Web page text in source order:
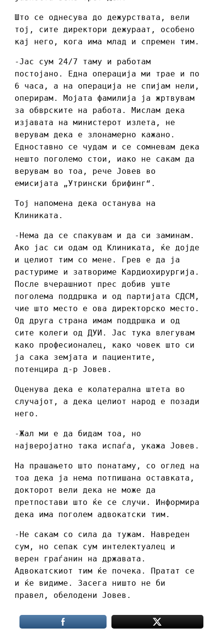
Што се однесува до дежурствата, вели
тој, сите директори дежураат, особено
кај него, кога има млад и спремен тим.
-Јас сум 24/7 таму и работам
постојано. Една операција ми трае и по
6 часа, а на операција не спијам нели,
оперирам. Мојата фамилија ја жртвувам
за обврските на работа. Мислам дека
изјавата на министерот излета, не
верувам дека е злонамерно кажано.
Едноставно се чудам и се сомневам дека
нешто поголемо стои, иако не сакам да
верувам во тоа, рече Јовев во
емисијата „Утрински брифинг“.
Тој напомена дека останува на
Клиниката.
-Нема да се спакувам и да си заминам.
Ако јас си одам од Клиниката, ќе дојде
и целиот тим со мене. Грев е да ја
растуриме и затвориме Кардиохирургија.
После вчерашниот прес добив уште
поголема поддршка и од партијата СДСМ,
чие што место е ова директорско место.
Од друга страна имам поддршка и од
сите колеги од ДУИ. Јас тука влегувам
како професионалец, како човек што си
ја сака земјата и пациентите,
потенцира д-р Јовев.
Оценува дека е колатерална штета во
случајот, а дека целиот народ е позади
него.
-Жал ми е да бидам тоа, но
најверојатно така испаѓа, укажа Јовев.
На прашањето што понатаму, со оглед на
тоа дека ја нема потпишана оставката,
докторот вели дека не може да
претпостави што ќе се случи. Информира
дека има поголем адвокатски тим.
-Не сакам со сила да тужам. Навреден
сум, но сепак сум интелектуалец и
верен граѓанин на државата.
Адвокатскиот тим ќе почека. Пратат се
и ќе видиме. Засега ништо не би
правел, обелодени Јовев.